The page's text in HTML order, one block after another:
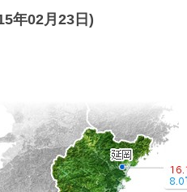
年02月23日)